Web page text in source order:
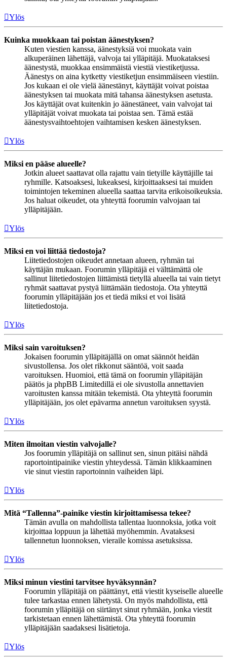
Ylös
Kuinka muokkaan tai poistan äänestyksen?
Kuten viestien kanssa, äänestyksiä voi muokata vain
alkuperäinen lähettäjä, valvoja tai ylläpitäjä. Muokataksesi
äänestystä, muokkaa ensimmäistä viestiä viestiketjussa.
Äänestys on aina kytketty viestiketjun ensimmäiseen viestiin.
Jos kukaan ei ole vielä äänestänyt, käyttäjät voivat poistaa
äänestyksen tai muokata mitä tahansa äänestyksen asetusta.
Jos käyttäjät ovat kuitenkin jo äänestäneet, vain valvojat tai
ylläpitäjät voivat muokata tai poistaa sen. Tämä estää
äänestysvaihtoehtojen vaihtamisen kesken äänestyksen.
Ylös
Miksi en pääse alueelle?
Jotkin alueet saattavat olla rajattu vain tietyille käyttäjille tai
ryhmille. Katsoaksesi, lukeaksesi, kirjoittaaksesi tai muiden
toimintojen tekeminen alueella saattaa tarvita erikoisoikeuksia.
Jos haluat oikeudet, ota yhteyttä foorumin valvojaan tai
ylläpitäjään.
Ylös
Miksi en voi liittää tiedostoja?
Liitetiedostojen oikeudet annetaan alueen, ryhmän tai
käyttäjän mukaan. Foorumin ylläpitäjä ei välttämättä ole
sallinut liitetiedostojen liittämistä tietyllä alueella tai vain tietyt
ryhmät saattavat pystyä liittämään tiedostoja. Ota yhteyttä
foorumin ylläpitäjään jos et tiedä miksi et voi lisätä
liitetiedostoja.
Ylös
Miksi sain varoituksen?
Jokaisen foorumin ylläpitäjällä on omat säännöt heidän
sivustollensa. Jos olet rikkonut sääntöä, voit saada
varoituksen. Huomioi, että tämä on foorumin ylläpitäjän
päätös ja phpBB Limitedillä ei ole sivustolla annettavien
varoitusten kanssa mitään tekemistä. Ota yhteyttä foorumin
ylläpitäjään, jos olet epävarma annetun varoituksen syystä.
Ylös
Miten ilmoitan viestin valvojalle?
Jos foorumin ylläpitäjä on sallinut sen, sinun pitäisi nähdä
raportointipainike viestin yhteydessä. Tämän klikkaaminen
vie sinut viestin raportoinnin vaiheiden läpi.
Ylös
Mitä “Tallenna”-painike viestin kirjoittamisessa tekee?
Tämän avulla on mahdollista tallentaa luonnoksia, jotka voit
kirjoittaa loppuun ja lähettää myöhemmin. Avataksesi
tallennetun luonnoksen, vieraile komissa asetuksissa.
Ylös
Miksi minun viestini tarvitsee hyväksynnän?
Foorumin ylläpitäjä on päättänyt, että viestit kyseiselle alueelle
tulee tarkastaa ennen lähetystä. On myös mahdollista, että
foorumin ylläpitäjä on siirtänyt sinut ryhmään, jonka viestit
tarkistetaan ennen lähettämistä. Ota yhteyttä foorumin
ylläpitäjään saadaksesi lisätietoja.
Ylös